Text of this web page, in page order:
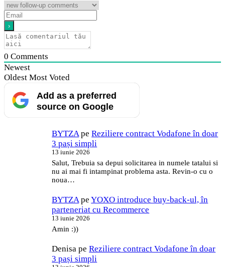
0 Comments
Newest
Oldest Most Voted
Add as a preferred
source on Google
BYTZA peReziliere contract Vodafone în doar
3 pași simpli
13 iunie 2026
Salut, Trebuia sa depui solicitarea in numele tatalui si
nu ai mai fi intampinat problema asta. Revin-o cu o
noua…
BYTZA peYOXO introduce buy-back-ul, în
parteneriat cu Recommerce
13 iunie 2026
Amin :))
Denisa peReziliere contract Vodafone în doar
3 pași simpli